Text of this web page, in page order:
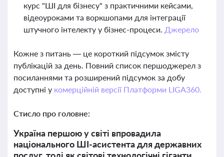
курс "ШІ для бізнесу" з практичними кейсами,
відеоуроками та воркшопами для інтеграції
штучного інтелекту у бізнес-процеси. Джерело
Кожне з питань — це короткий підсумок змісту
публікацій за день. Повний список першоджерел з
посиланнями та розширений підсумок за добу
доступні у комерційній версії Платформи LIGA360.
Стисло про головне:
Україна першою у світі впровадила
національного ШІ-асистента для державних